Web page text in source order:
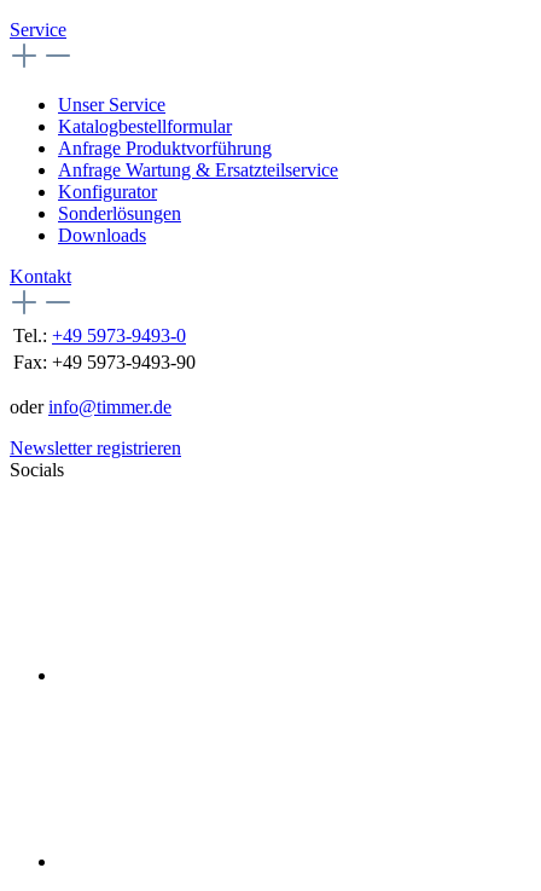
Service
Unser Service
Katalogbestellformular
Anfrage Produktvorführung
Anfrage Wartung & Ersatzteilservice
Konfigurator
Sonderlösungen
Downloads
Kontakt
Tel.: +49 5973-9493-0
Fax: +49 5973-9493-90
oderinfo@timmer.de
Newsletter registrieren
Socials